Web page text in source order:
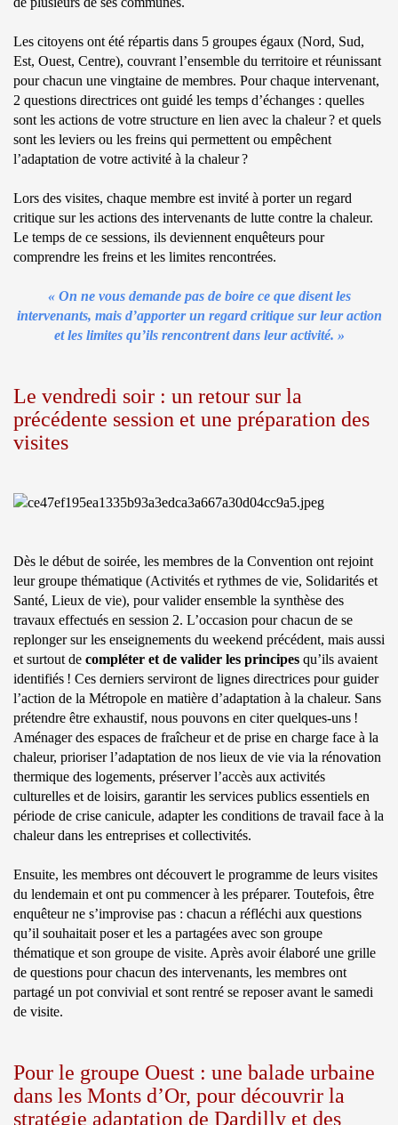
Les citoyens ont été répartis dans 5 groupes égaux (Nord, Sud,
Est, Ouest, Centre), couvrant l’ensemble du territoire et réunissant
pour chacun une vingtaine de membres. Pour chaque intervenant,
2 questions directrices ont guidé les temps d’échanges : quelles
sont les actions de votre structure en lien avec la chaleur ? et quels
sont les leviers ou les freins qui permettent ou empêchent
l’adaptation de votre activité à la chaleur ?
Lors des visites, chaque membre est invité à porter un regard
critique sur les actions des intervenants de lutte contre la chaleur.
Le temps de ce sessions, ils deviennent enquêteurs pour
comprendre les freins et les limites rencontrées.
« On ne vous demande pas de boire ce que disent les
intervenants, mais d’apporter un regard critique sur leur action
et les limites qu’ils rencontrent dans leur activité. »
Le vendredi soir : un retour sur la
précédente session et une préparation des
visites
Dès le début de soirée, les membres de la Convention ont rejoint
leur groupe thématique (Activités et rythmes de vie, Solidarités et
Santé, Lieux de vie), pour valider ensemble la synthèse des
travaux effectués en session 2. L’occasion pour chacun de se
replonger sur les enseignements du weekend précédent, mais aussi
et surtout de compléter et de valider les principes qu’ils avaient
identifiés ! Ces derniers serviront de lignes directrices pour guider
l’action de la Métropole en matière d’adaptation à la chaleur. Sans
prétendre être exhaustif, nous pouvons en citer quelques-uns !
Aménager des espaces de fraîcheur et de prise en charge face à la
chaleur, prioriser l’adaptation de nos lieux de vie via la rénovation
thermique des logements, préserver l’accès aux activités
culturelles et de loisirs, garantir les services publics essentiels en
période de crise canicule, adapter les conditions de travail face à la
chaleur dans les entreprises et collectivités.
Ensuite, les membres ont découvert le programme de leurs visites
du lendemain et ont pu commencer à les préparer. Toutefois, être
enquêteur ne s’improvise pas : chacun a réfléchi aux questions
qu’il souhaitait poser et les a partagées avec son groupe
thématique et son groupe de visite. Après avoir élaboré une grille
de questions pour chacun des intervenants, les membres ont
partagé un pot convivial et sont rentré se reposer avant le samedi
de visite.
Pour le groupe Ouest : une balade urbaine
dans les Monts d’Or, pour découvrir la
stratégie adaptation de Dardilly et des